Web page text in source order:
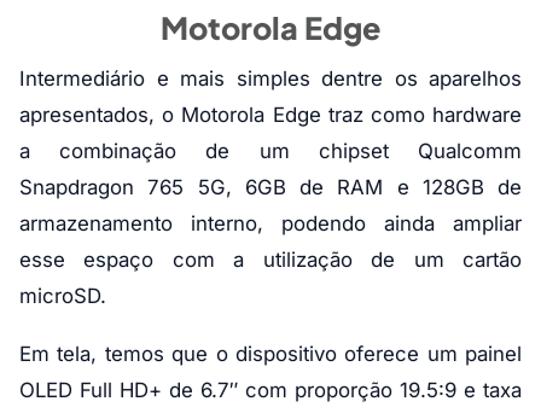
Motorola Edge
Intermediário e mais simples dentre os aparelhos
apresentados, o Motorola Edge traz como hardware
a combinação de um chipset Qualcomm
Snapdragon 765 5G, 6GB de RAM e 128GB de
armazenamento interno, podendo ainda ampliar
esse espaço com a utilização de um cartão
microSD.
Em tela, temos que o dispositivo oferece um painel
OLED Full HD+ de 6.7″ com proporção 19.5:9 e taxa